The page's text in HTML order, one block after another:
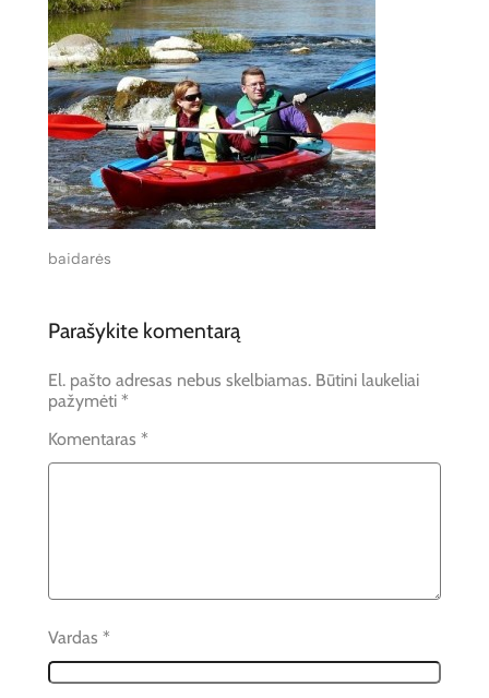
baidarės
Parašykite komentarą
El. pašto adresas nebus skelbiamas. Būtini laukeliai
pažymėti *
Komentaras *
Vardas *